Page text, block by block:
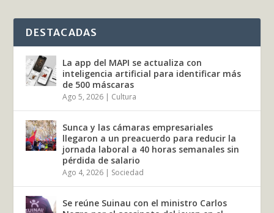
DESTACADAS
La app del MAPI se actualiza con
inteligencia artificial para identificar más
de 500 máscaras
Ago 5, 2026 | Cultura
Sunca y las cámaras empresariales
llegaron a un preacuerdo para reducir la
jornada laboral a 40 horas semanales sin
pérdida de salario
Ago 4, 2026 | Sociedad
Se reúne Suinau con el ministro Carlos